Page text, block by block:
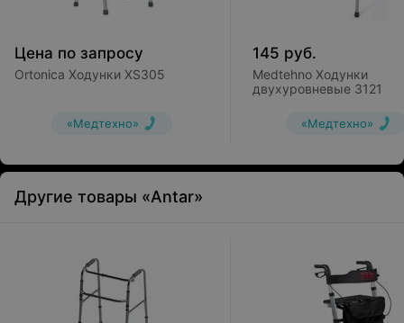
Цена по запросу
Ortonica Ходунки XS305
«Медтехно»
145 руб.
Medtehno Ходунки
двухуровневые 3121
«Медтехно»
Другие товары «Antar»